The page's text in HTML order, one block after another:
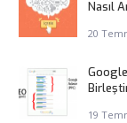
Nasıl
20
19